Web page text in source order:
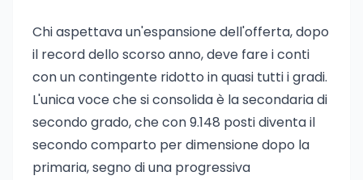
Chi aspettava un'espansione dell'offerta, dopo
il record dello scorso anno, deve fare i conti
con un contingente ridotto in quasi tutti i gradi.
L'unica voce che si consolida è la secondaria di
secondo grado, che con 9.148 posti diventa il
secondo comparto per dimensione dopo la
primaria, segno di una progressiva